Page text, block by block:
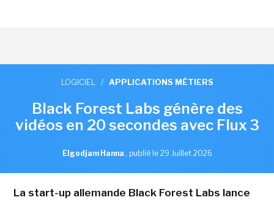
LOGICIEL / APPLICATIONS MÉTIERS
Black Forest Labs génère des
vidéos en 20 secondes avec Flux 3
Elgodjam Hanna , publié le 29 Juillet 2026
La start-up allemande Black Forest Labs lance